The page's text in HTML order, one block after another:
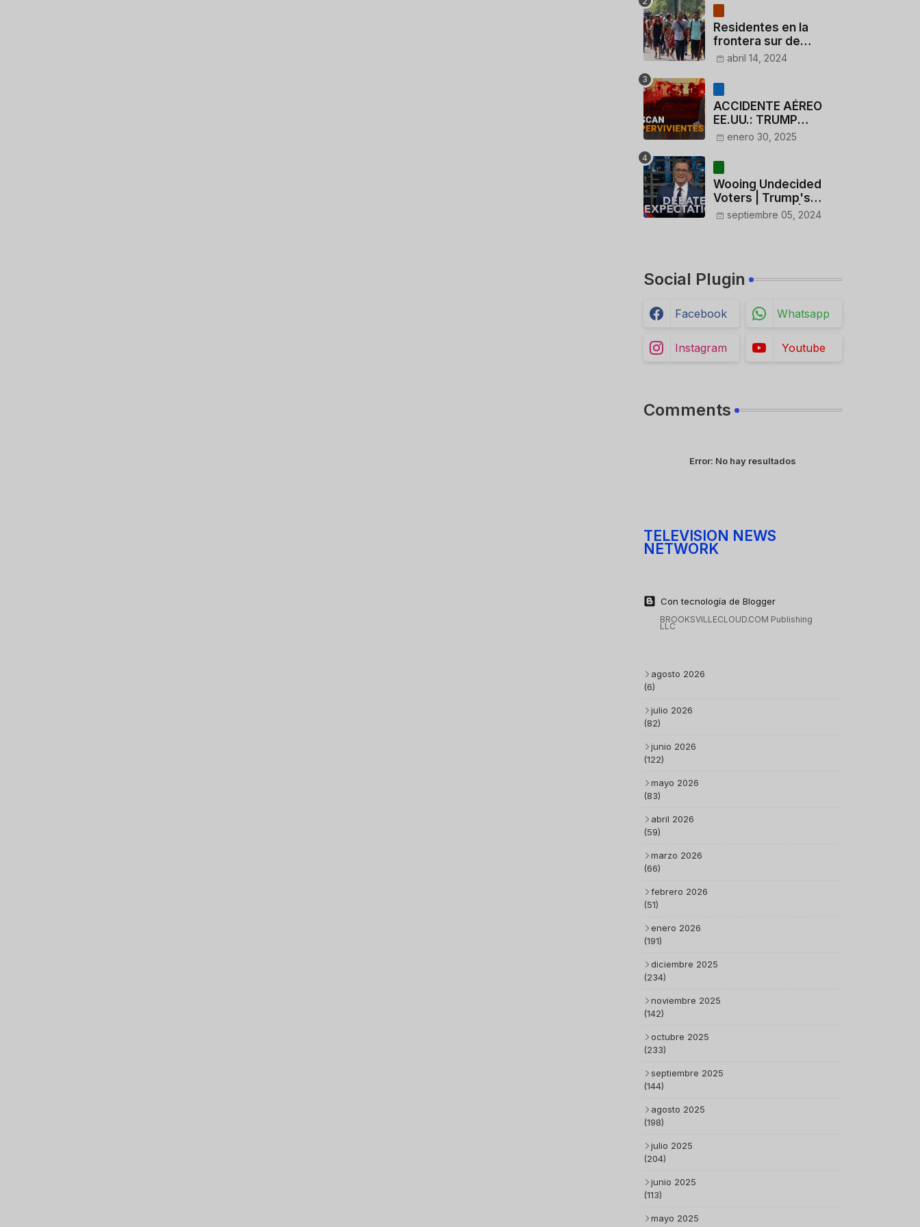
Residentes en la
frontera sur de
México critican a
dólares a migrantes
deportados
abril 14, 2024
ACCIDENTE AÉREO
EE.UU.: TRUMP
CUESTIONA LA
ACTUACIÓN DE LOS
CONTROLADORES y
PILOTO del
HELICÓPTERO
enero 30, 2025
Wooing Undecided
Voters | Trump's
Marijuana Plan | 1990s
septiembre 05, 2024
Social Plugin
Facebook Whatsapp
Instagram Youtube
Comments
Error: No hay resultados
TELEVISION NEWS
NETWORK
Con tecnología de Blogger
BROOKSVILLECLOUD.COM Publishing
LLC
agosto 2026
(6)
julio 2026
(82)
junio 2026
(122)
mayo 2026
(83)
abril 2026
(59)
marzo 2026
(66)
febrero 2026
(51)
enero 2026
(191)
diciembre 2025
(234)
noviembre 2025
(142)
octubre 2025
(233)
septiembre 2025
(144)
agosto 2025
(198)
julio 2025
(204)
junio 2025
(113)
mayo 2025